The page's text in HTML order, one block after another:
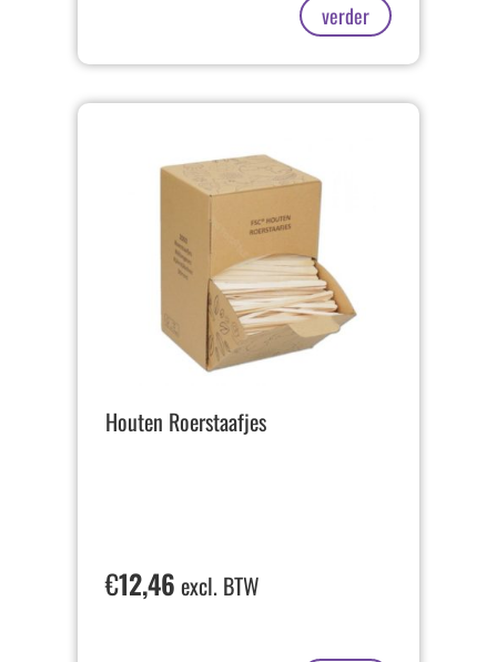
verder
Houten Roerstaafjes
€12,46 excl. BTW